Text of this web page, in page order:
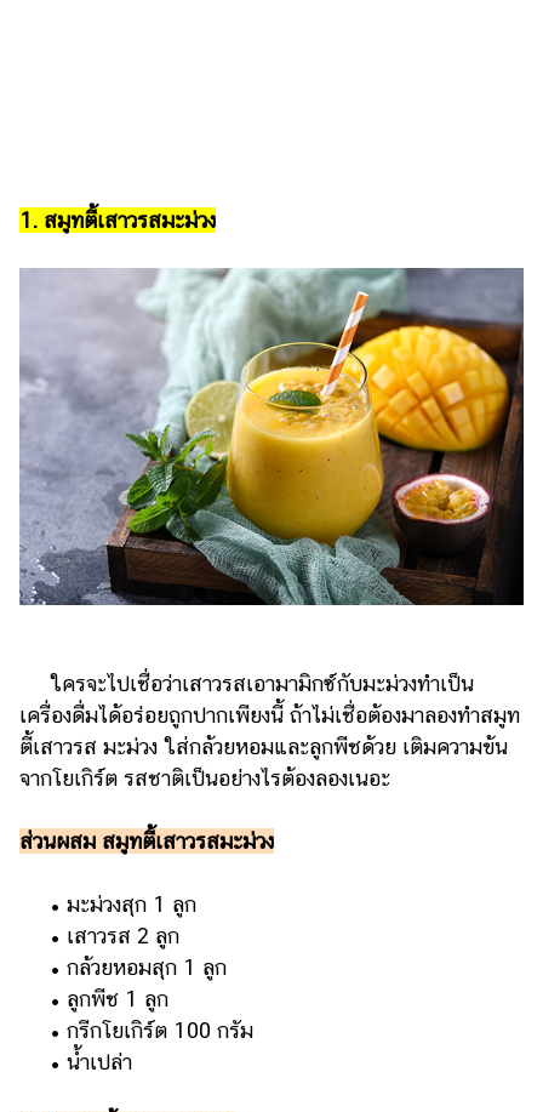
คอร์ส
ติดต่อ
โฆษณา
แจ้ง
ปัญหา
ร่วม
งาน
กับ
1. สมูทตี้เสาวรสมะม่วง
ใครจะไปเชื่อว่าเสาวรสเอามามิกซ์กับมะม่วงทำเป็น
เครื่องดื่มได้อร่อยถูกปากเพียงนี้ ถ้าไม่เชื่อต้องมาลองทำสมูท
ตี้เสาวรส มะม่วง ใส่กล้วยหอมและลูกพีชด้วย เติมความข้น
จากโยเกิร์ต รสชาติเป็นอย่างไรต้องลองเนอะ
ส่วนผสม สมูทตี้เสาวรสมะม่วง
• มะม่วงสุก 1 ลูก
• เสาวรส 2 ลูก
• กล้วยหอมสุก 1 ลูก
• ลูกพีช 1 ลูก
• กรีกโยเกิร์ต 100 กรัม
• น้ำเปล่า